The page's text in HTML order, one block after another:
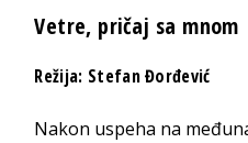
Vetre, pričaj sa mnom
Režija: Stefan Đorđević
Nakon uspeha na